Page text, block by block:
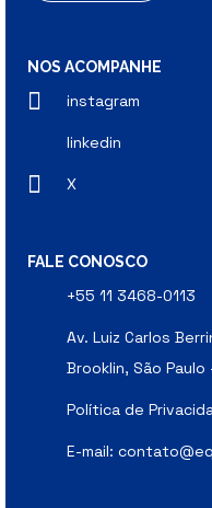
NOS ACOMPANHE
instagram
linkedin
X
FALE CONOSCO
+55 11 3468-0113
Av. Luiz Carlos
Brooklin, São Paulo
Política de
E-mail: